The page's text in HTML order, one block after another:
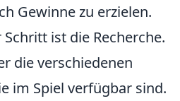
Gewinne zu erzielen.
ist die Recherche.
die verschiedenen
im Spiel verfügbar sind.